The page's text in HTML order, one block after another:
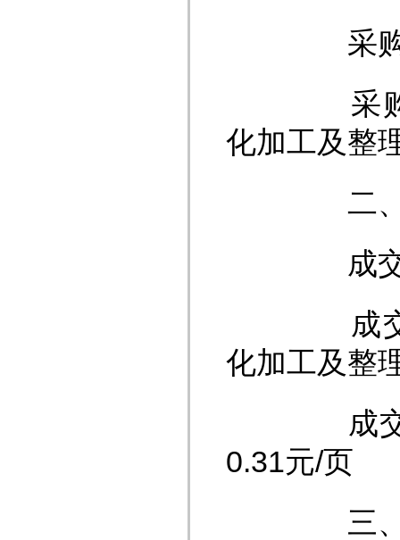
采购方
采购内
化加工及整
二、成
成交供应
成交内
化加工及整
成交价格
0.31元/页
三、联